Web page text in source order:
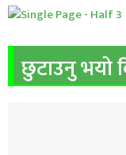
छुटाउनु भयो